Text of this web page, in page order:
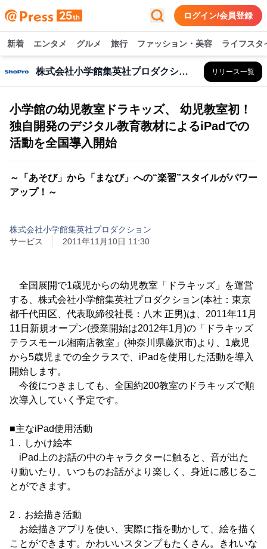
ログイン/会員登録
新着 エンタメ グルメ 旅行 ファッション・美容 ライフスタ
株式会社小学館集英社プロダクション リリース一覧
小学館の幼児教室ドラキッズ、 幼児教室初！
独自開発のデジタル教育教材によるiPadでの
活動を全国導入開始
～「あそび」から「まなび」への“楽習”スタイルがパワー
アップ！～
株式会社小学館集英社プロダクション
サービス
2011年11月10日 11:30
全国展開で1歳児からの幼児教室「ドラキッズ」を運営
する、株式会社小学館集英社プロダクション(本社：東京
都千代田区、代表取締役社長：八木 正男)は、2011年11月
11日新規オープン(授業開始は2012年1月)の「ドラキッズ
テラスモール湘南店教室」(神奈川県藤沢市)より、1歳児
から5歳児までの全クラスで、iPadを使用した活動を導入
開始します。
今後につきましても、全国約200教室のドラキッズで順
次導入していく予定です。
■主なiPad使用活動
1．しかけ絵本
iPad上のお話の中のキャラクターに触ると、音が出た
り動いたり。いつものお話がより楽しく、身近に感じるこ
とができます。
2．お絵描き活動
お絵描きアプリを使い、実際に指を動かして、絵を描く
ことができます。かわいいスタンプもたくさん。きれいな